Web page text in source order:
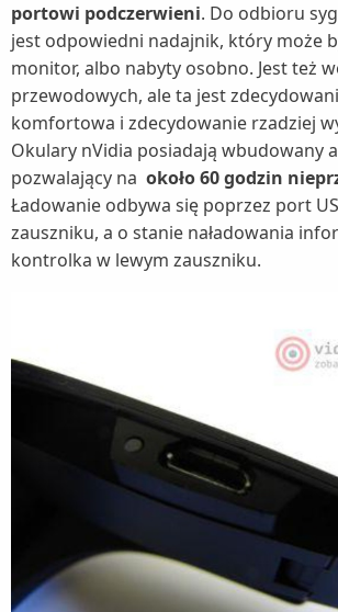
portowi podczerwieni. Do odbioru
jest odpowiedni nadajnik, który może
monitor, albo nabyty osobno. Jest też
przewodowych, ale ta jest
komfortowa i zdecydowanie rzadziej
Okulary nVidia posiadają wbudowany
pozwalający na około 60 godzin
Ładowanie odbywa się poprzez port
zauszniku, a o stanie naładowania
kontrolka w lewym zauszniku.